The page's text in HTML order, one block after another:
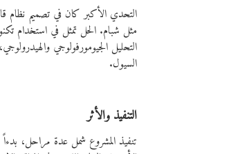
التحدي الأكبر كان في تصميم نظام
مثل شبام. الحل تمثل في استخدام
التحليل الجيومورفولوجي
السيول.
التنفيذ والأثر
تنفيذ المشروع شمل عدة مراحل، بدءاً